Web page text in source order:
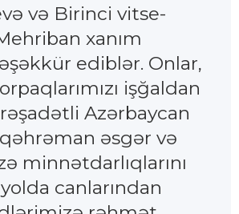
və Birinci vitse-
xanım
ediblər. Onlar,
işğaldan
Azərbaycan
əsgər və
minnətdarlıqlarını
canlarından